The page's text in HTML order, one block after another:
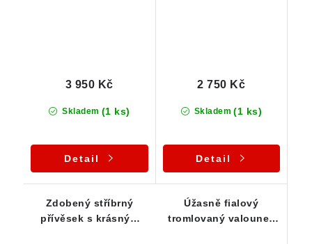
Skladem (1 ks)
3 950 Kč
Detail
Skladem (1 ks)
2 750 Kč
Detail
Zdobený stříbrný
přívěsek s krásným
Úžasně fialový
tromlovaný valounek